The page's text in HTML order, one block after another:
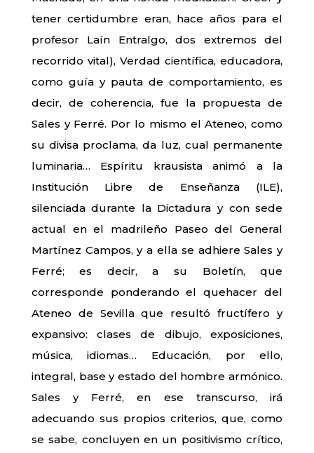
tener certidumbre eran, hace años para el
profesor Laín Entralgo, dos extremos del
recorrido vital), Verdad científica, educadora,
como guía y pauta de comportamiento, es
decir, de coherencia, fue la propuesta de
Sales y Ferré. Por lo mismo el Ateneo, como
su divisa proclama, da luz, cual permanente
luminaria… Espíritu krausista animó a la
Institución Libre de Enseñanza (ILE),
silenciada durante la Dictadura y con sede
actual en el madrileño Paseo del General
Martínez Campos, y a ella se adhiere Sales y
Ferré; es decir, a su Boletín, que
corresponde ponderando el quehacer del
Ateneo de Sevilla que resultó fructífero y
expansivo: clases de dibujo, exposiciones,
música, idiomas… Educación, por ello,
integral, base y estado del hombre armónico.
Sales y Ferré, en ese transcurso, irá
adecuando sus propios criterios, que, como
se sabe, concluyen en un positivismo crítico,